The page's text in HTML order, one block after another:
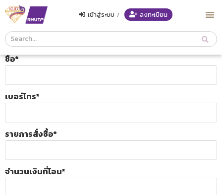
Course
Search
Header
เข้าสู่ระบบ / ลงทะเบียน
ชื่อ*
เบอร์โทร*
รายการสั่งซื้อ*
จำนวนเงินที่โอน*